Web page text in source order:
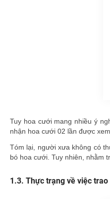
Tuy hoa cưới mang nhiều ý
nhận hoa cưới 02 lần được
Tóm lại, người xưa không có
bó hoa cưới. Tuy nhiên, nhằm
Thực trạng về việc